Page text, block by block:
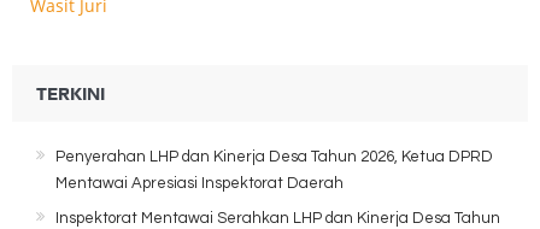
TERKINI
Penyerahan LHP dan Kinerja Desa Tahun 2026, Ketua DPRD
Mentawai Apresiasi Inspektorat Daerah
Inspektorat Mentawai Serahkan LHP dan Kinerja Desa Tahun